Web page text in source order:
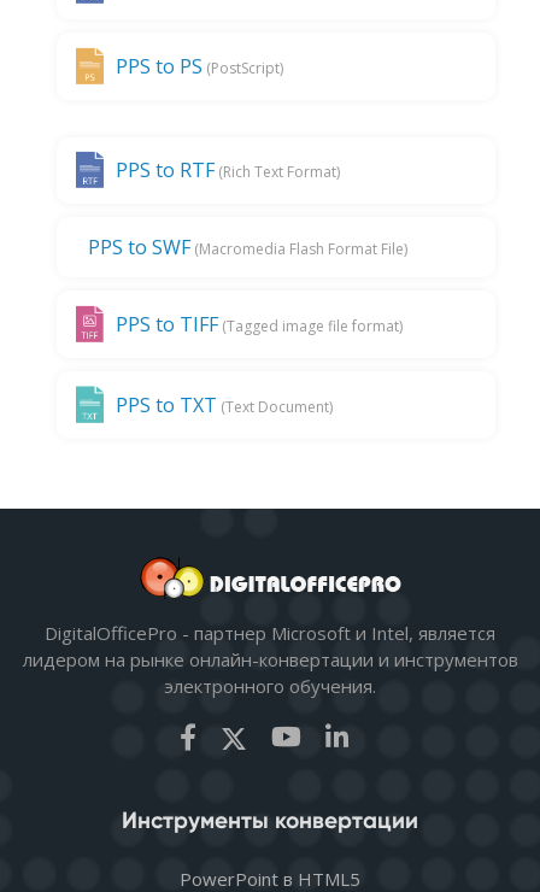
PPS to PS (PostScript)
PPS to RTF (Rich Text Format)
PPS to SWF (Macromedia Flash Format File)
PPS to TIFF (Tagged image file format)
PPS to TXT (Text Document)
DigitalOfficePro - партнер Microsoft и Intel, является
лидером на рынке онлайн-конвертации и инструментов
электронного обучения.
Инструменты конвертации
PowerPoint в HTML5